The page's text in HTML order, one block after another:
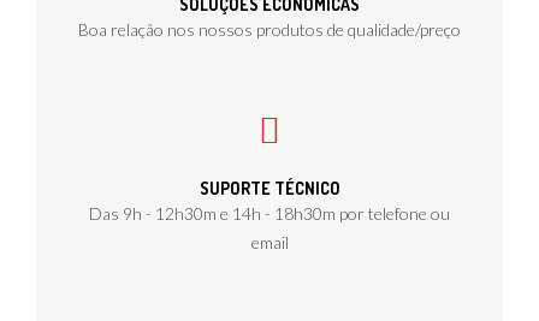
SOLUÇÕES ECONÓMICAS
Boa relação nos nossos produtos de qualidade/preço
SUPORTE TÉCNICO
Das 9h - 12h30m e 14h - 18h30m por telefone ou
email